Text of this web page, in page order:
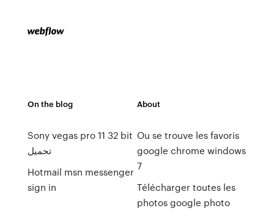
On the blog
Sony vegas pro 11 32 bit
تحميل
Hotmail msn messenger
sign in
About
Ou se trouve les favoris
google chrome windows
7
Télécharger toutes les
photos google photo